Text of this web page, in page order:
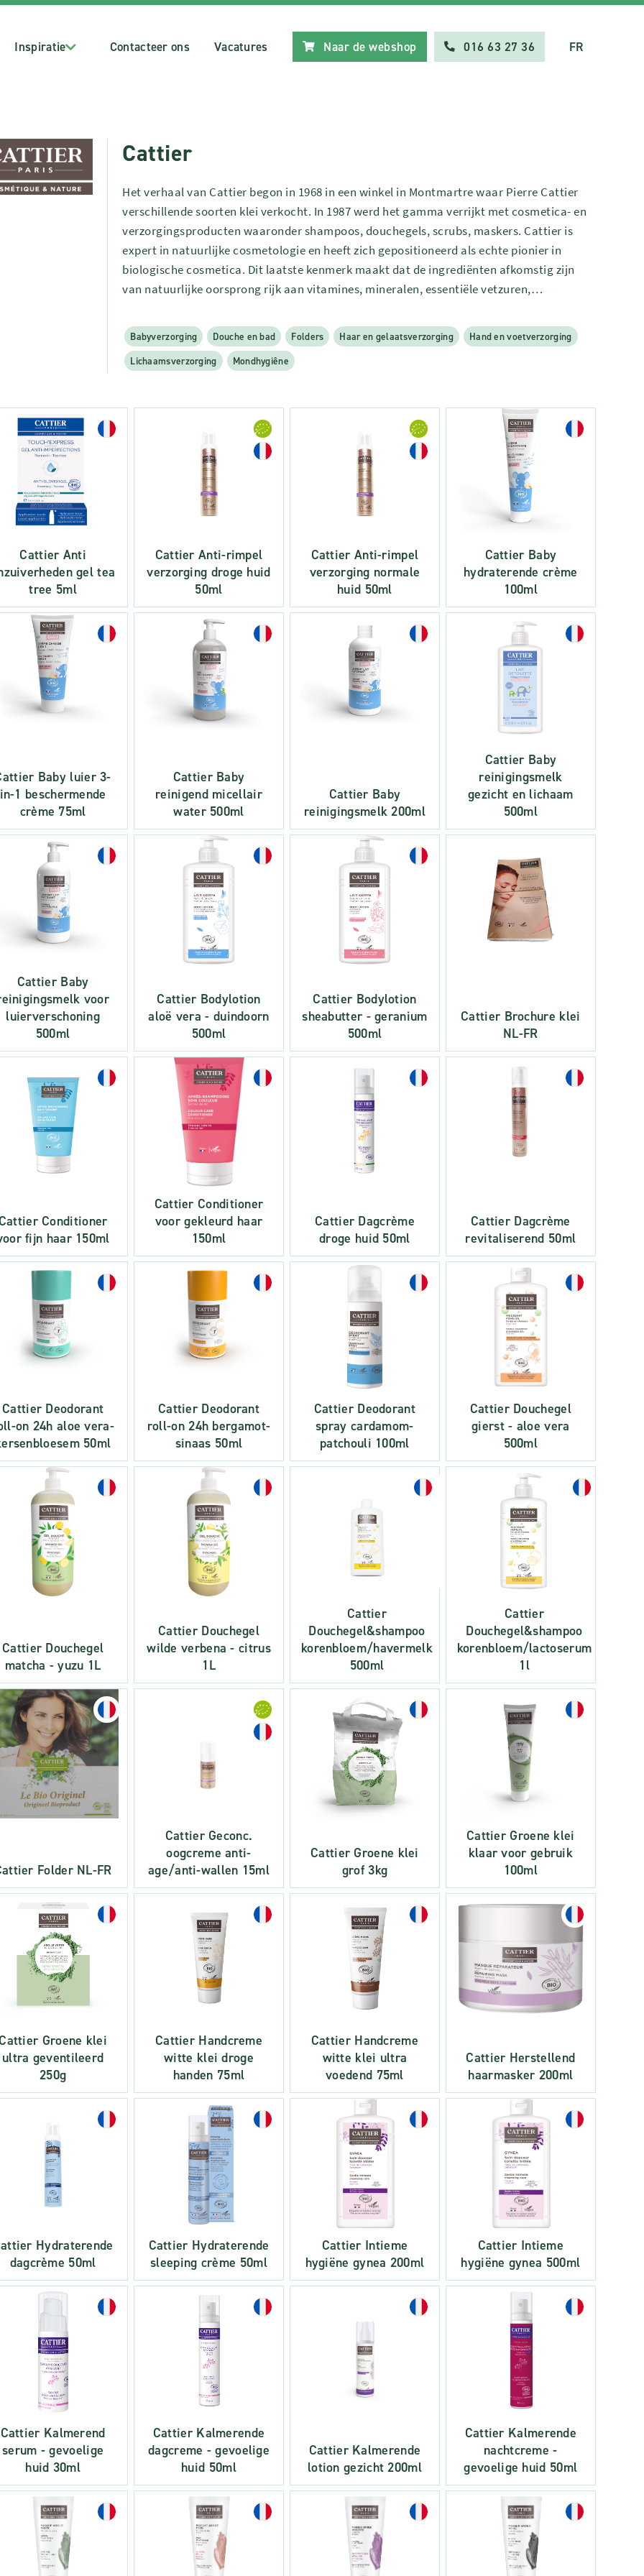
Inspiratie Contacteer ons Vacatures Naar de webshop 016 63 27 36 FR
Cattier
Het verhaal van Cattier begon in 1968 in een winkel in Montmartre waar Pierre Cattier
verschillende soorten klei verkocht. In 1987 werd het gamma verrijkt met cosmetica- en
verzorgingsproducten waaronder shampoos, douchegels, scrubs, maskers. Cattier is
expert in natuurlijke cosmetologie en heeft zich gepositioneerd als echte pionier in
biologische cosmetica. Dit laatste kenmerk maakt dat de ingrediënten afkomstig zijn
van natuurlijke oorsprong rijk aan vitamines, mineralen, essentiële vetzuren,…
Babyverzorging Douche en bad Folders Haar en gelaatsverzorging
Hand en voetverzorging
Lichaamsverzorging
Mondhygiêne
Cattier Anti
gel tea
tree 5ml
Cattier Anti-rimpel
verzorging droge huid
50ml
Cattier Anti-rimpel
verzorging normale
huid 50ml
Cattier Baby
hydraterende crème
100ml
Baby luier 3-
in-1 beschermende
crème 75ml
Cattier Baby
reinigend micellair
water 500ml
Cattier Baby
reinigingsmelk 200ml
Cattier Baby
reinigingsmelk
gezicht en lichaam
500ml
Cattier Baby
voor
luierverschoning
500ml
Cattier Bodylotion
aloë vera - duindoorn
500ml
Cattier Bodylotion
sheabutter - geranium
500ml
Cattier Brochure klei
NL-FR
Conditioner
fijn haar 150ml
Cattier Conditioner
voor gekleurd haar
150ml
Cattier Dagcrème
droge huid 50ml
Cattier Dagcrème
revitaliserend 50ml
Cattier Deodorant
on 24h aloe vera-
50ml
Cattier Deodorant
roll-on 24h bergamot-
sinaas 50ml
Cattier Deodorant
spray cardamom-
patchouli 100ml
Cattier Douchegel
gierst - aloe vera
500ml
Cattier Douchegel
matcha - yuzu 1L
Cattier Douchegel
wilde verbena - citrus
1L
Cattier
Douchegel&shampoo
korenbloem/havermelk
500ml
Cattier
Douchegel&shampoo
korenbloem/lactoserum
1l
Folder NL-FR
Cattier Geconc.
oogcreme anti-
age/anti-wallen 15ml
Cattier Groene klei
grof 3kg
Cattier Groene klei
klaar voor gebruik
100ml
Groene klei
ultra geventileerd
250g
Cattier Handcreme
witte klei droge
handen 75ml
Cattier Handcreme
witte klei ultra
voedend 75ml
Cattier Herstellend
haarmasker 200ml
Hydraterende
dagcrème 50ml
Cattier Hydraterende
sleeping crème 50ml
Cattier Intieme
hygiëne gynea 200ml
Cattier Intieme
hygiëne gynea 500ml
Cattier Kalmerend
serum - gevoelige
huid 30ml
Cattier Kalmerende
dagcreme - gevoelige
huid 50ml
Cattier Kalmerende
lotion gezicht 200ml
Cattier Kalmerende
nachtcreme -
gevoelige huid 50ml